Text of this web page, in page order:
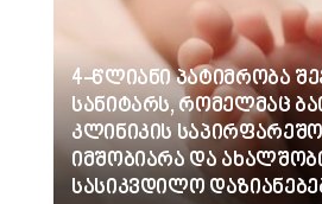
4-წლიანი პატიმრობა
სანიტარს, რომელმაც
კლინიკის
იმშობიარა და
სასიკვდილო